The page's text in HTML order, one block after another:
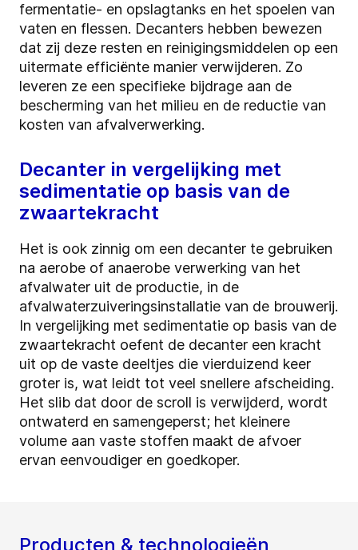
fermentatie- en opslagtanks en het spoelen van
vaten en flessen. Decanters hebben bewezen
dat zij deze resten en reinigingsmiddelen op een
uitermate efficiënte manier verwijderen. Zo
leveren ze een specifieke bijdrage aan de
bescherming van het milieu en de reductie van
kosten van afvalverwerking.
Decanter in vergelijking met
sedimentatie op basis van de
zwaartekracht
Het is ook zinnig om een decanter te gebruiken
na aerobe of anaerobe verwerking van het
afvalwater uit de productie, in de
afvalwaterzuiveringsinstallatie van de brouwerij.
In vergelijking met sedimentatie op basis van de
zwaartekracht oefent de decanter een kracht
uit op de vaste deeltjes die vierduizend keer
groter is, wat leidt tot veel snellere afscheiding.
Het slib dat door de scroll is verwijderd, wordt
ontwaterd en samengeperst; het kleinere
volume aan vaste stoffen maakt de afvoer
ervan eenvoudiger en goedkoper.
Producten & technologieën